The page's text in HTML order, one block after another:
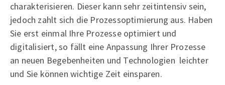
charakterisieren. Dieser kann sehr zeitintensiv sein,
jedoch zahlt sich die Prozessoptimierung aus. Haben
Sie erst einmal Ihre Prozesse optimiert und
digitalisiert, so fällt eine Anpassung Ihrer Prozesse
an neuen Begebenheiten und Technologien leichter
und Sie können wichtige Zeit einsparen.